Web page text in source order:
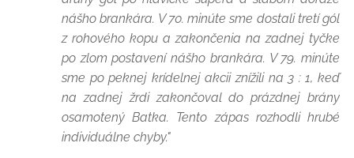
nášho brankára. V 70. minúte sme dostali tretí gól
z rohového kopu a zakončenia na zadnej tyčke
po zlom postavení nášho brankára. V 79. minúte
sme po peknej krídelnej akcii znížili na 3 : 1, keď
na zadnej žrdi zakončoval do prázdnej brány
osamotený Batka. Tento zápas rozhodli hrubé
individuálne chyby."